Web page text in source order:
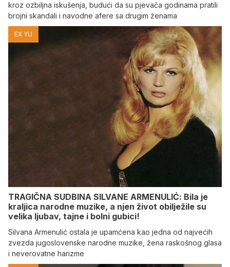
kroz ozbiljna iskušenja, budući da su pjevača godinama pratili
brojni skandali i navodne afere sa drugim ženama
EX YU
TRAGIČNA SUDBINA SILVANE ARMENULIĆ: Bila je
kraljica narodne muzike, a njen život obilježile su
velika ljubav, tajne i bolni gubici!
Silvana Armenulić ostala je upamćena kao jedna od najvećih
zvezda jugoslovenske narodne muzike, žena raskošnog glasa
i neverovatne harizme